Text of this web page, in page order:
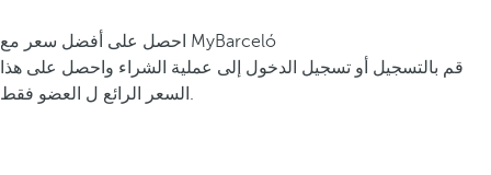
احصل على أفضل سعر مع MyBarceló
قم بالتسجيل أو تسجيل الدخول إلى عملية الشراء واحصل على هذا
السعر الرائع ل العضو فقط.